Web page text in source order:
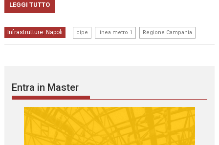
LEGGI TUTTO
Infrastrutture, Napoli cipe linea metro 1 Regione Campania
Entra in Master